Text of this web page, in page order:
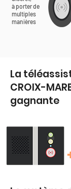
à porter de
multiples
manières
La
CROIX-
gagnante